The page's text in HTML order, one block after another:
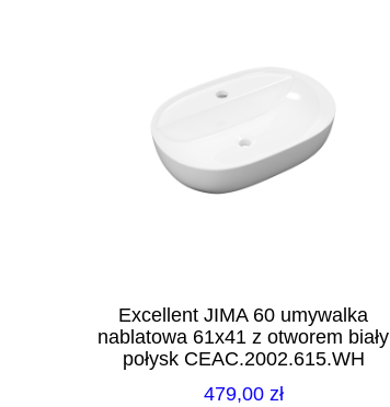
Excellent JIMA 60 umywalka
nablatowa 61x41 z otworem biały
połysk CEAC.2002.615.WH
479,00 zł